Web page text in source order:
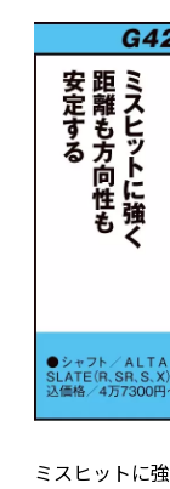
ミスヒットに